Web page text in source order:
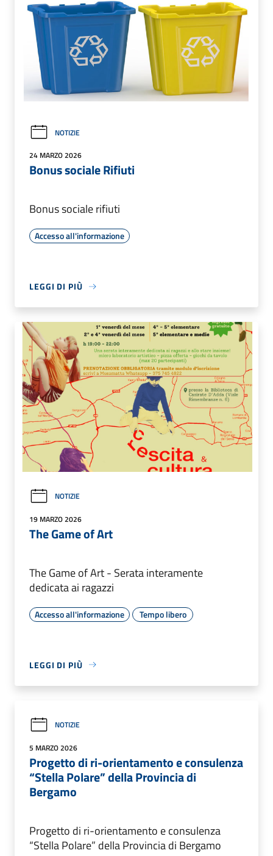
NOTIZIE
24 MARZO 2026
Bonus sociale Rifiuti
Bonus sociale rifiuti
Accesso all'informazione
LEGGI DI PIÙ
NOTIZIE
19 MARZO 2026
The Game of Art
The Game of Art - Serata interamente
dedicata ai ragazzi
Accesso all'informazione Tempo libero
LEGGI DI PIÙ
NOTIZIE
5 MARZO 2026
Progetto di ri-orientamento e consulenza
“Stella Polare” della Provincia di
Bergamo
Progetto di ri-orientamento e consulenza
“Stella Polare” della Provincia di Bergamo